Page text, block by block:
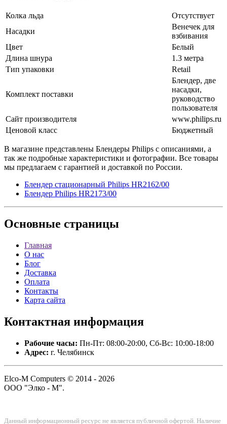
Колка льда
Отсутствует
Насадки
Венечек для
взбивания
Цвет
Белый
Длина шнура
1.3 метра
Тип упаковки
Retail
Комплект поставки
Блендер, две
насадки,
руководство
пользователя
Сайт производителя
www.philips.ru
Ценовой класс
Бюджетный
В магазине представлены Блендеры Philips с описаниями, а
так же подробные характеристики и фотографии. Все товары
мы предлагаем с гарантией и доставкой по России.
Блендер стационарный Philips HR2162/00
Блендер Philips HR2173/00
Основные страницы
Главная
О нас
Блог
Доставка
Оплата
Контакты
Карта сайта
Контактная информация
Рабочие часы: Пн-Пт: 08:00-20:00, Сб-Вс: 10:00-18:00
Адрес: г. Челябинск
Elco-M Computers © 2014 - 2026
ООО "Элко - М".
Данный информационный ресурс не является публичной офертой. Наличие